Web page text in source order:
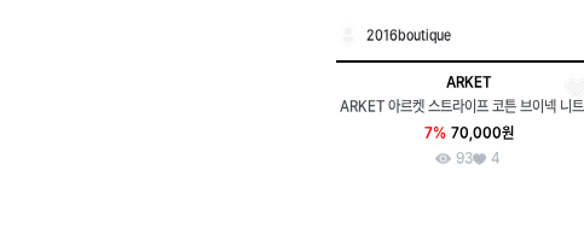
2016boutique
ARKET
ARKET 아르켓 스트라이프 코튼 브이넥 니
7% 70,000원
93
4